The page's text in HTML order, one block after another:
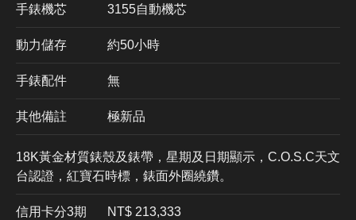
手錶機芯 ​3155自動機芯
動力儲存 約50小時
手錶配件 無
其他備註 極新品
18K黃金材質錶殼及錶帶，星期及日期顯示，C.O.S.C天文
台認證，紅寶石時標，錶面外圈繞鑽。
信用卡分3期 ​NT$ 213,333